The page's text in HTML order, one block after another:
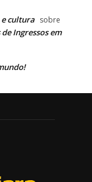
cultura sobre
Ingressos em